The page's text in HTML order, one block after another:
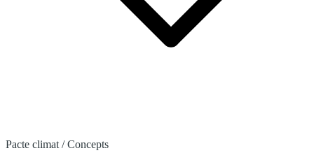
Pacte climat /Concepts